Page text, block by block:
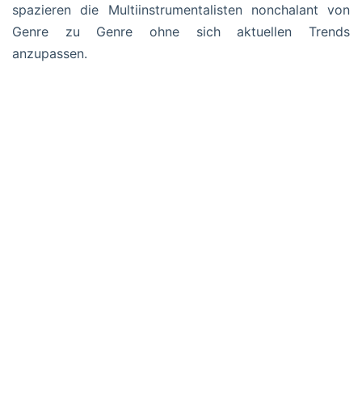
spazieren die Multiinstrumentalisten nonchalant von
Genre zu Genre ohne sich aktuellen Trends
anzupassen.